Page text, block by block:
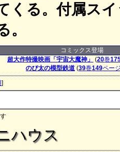
くる。付属ス
。
コミックス登場
超大作特撮映画「宇宙大魔神」
(20巻
のび太の模型鉄道 (39巻149ペー
]
ハウス